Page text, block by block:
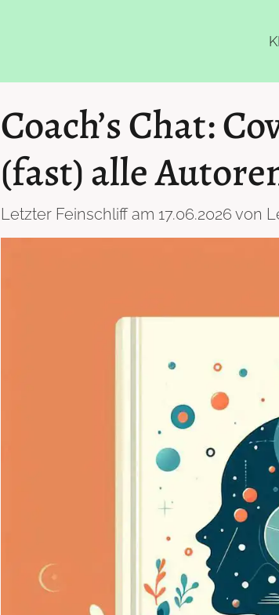
Coach’s Chat:
(fast) alle
Letzter Feinschliff am 17.06.2026 von